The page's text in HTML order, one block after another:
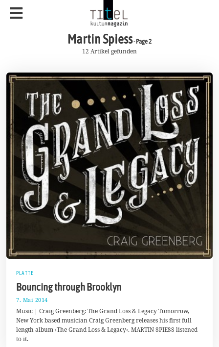
Martin Spiess- Page 2
12 Artikel gefunden
PLATTE
Bouncing through Brooklyn
7. Mai 2014
.
M
a
Music | Craig Greenberg: The Grand Loss & Legacy Tomorrow,
New York based musician Craig Greenberg releases his first full
length album ›The Grand Loss & Legacy‹. MARTIN SPIESS listened
to it.